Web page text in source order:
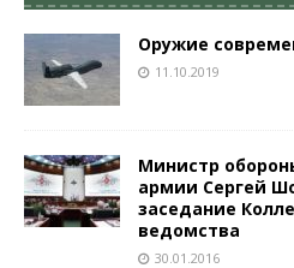
Оружие
11.10.2019
Министр
армии Сергей
заседание
ведомства
30.01.2016